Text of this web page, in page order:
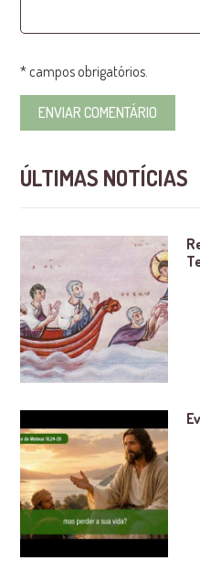
* campos obrigatórios.
ÚLTIMAS NOTÍCIAS